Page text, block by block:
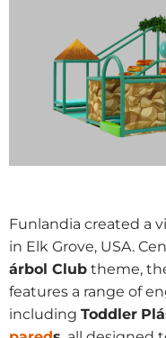
Funlandia created a
in Elk Grove, USA.
árbol Club theme,
features a range of
including Toddler